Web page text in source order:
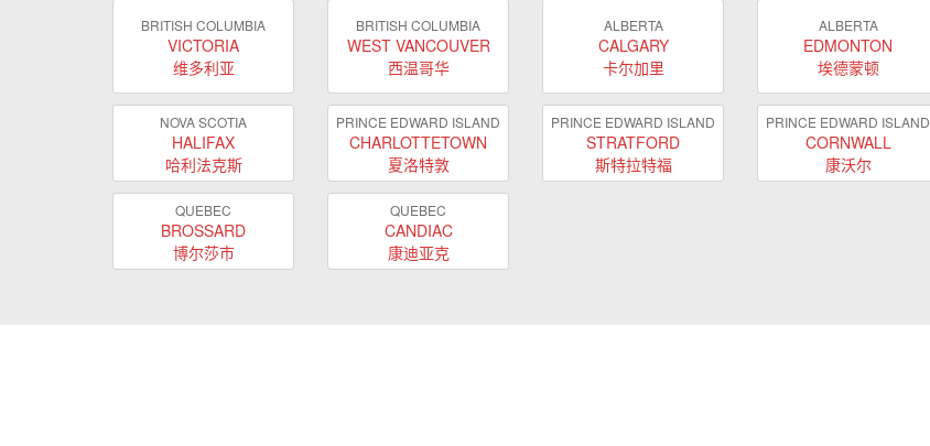
BRITISH COLUMBIA
VICTORIA
维多利亚
BRITISH COLUMBIA
WEST VANCOUVER
西温哥华
ALBERTA
CALGARY
卡尔加里
ALBERTA
EDMONTON
埃德蒙顿
NOVA SCOTIA
HALIFAX
哈利法克斯
PRINCE EDWARD ISLAND
CHARLOTTETOWN
夏洛特敦
PRINCE EDWARD ISLAND
STRATFORD
斯特拉特福
PRINCE EDWARD ISLAND
CORNWALL
康沃尔
QUEBEC
BROSSARD
博尔莎市
QUEBEC
CANDIAC
康迪亚克